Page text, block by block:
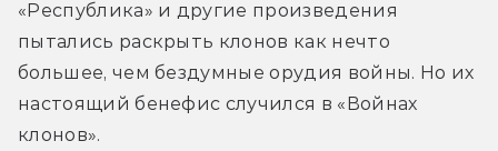
«Республика» и другие произведения
пытались раскрыть клонов как нечто
большее, чем бездумные орудия войны. Но их
настоящий бенефис случился в «Войнах
клонов».